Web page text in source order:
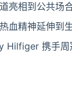
亮相到公共场
血精神延伸到
Hilfiger 携手周